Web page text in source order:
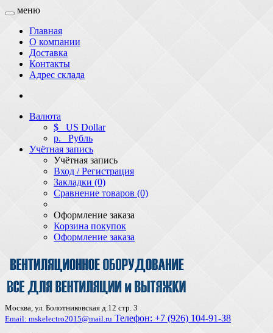
меню
Главная
О компании
Доставка
Контакты
Адрес склада
Валюта
$ US Dollar
р. Рубль
Учётная запись
Учётная запись
Вход / Регистрация
Закладки (0)
Сравнение товаров (0)
Оформление заказа
Корзина покупок
Оформление заказа
Москва, ул. Болотниковская д.12 стр. 3
Email: mskelectro2015@mail.ru Телефон: +7 (926) 104-91-З8